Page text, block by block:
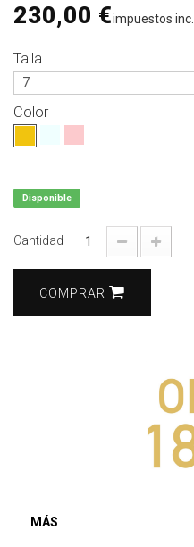
230,00 €impuestos inc.
Talla
Color
Disponible
Cantidad
COMPRAR
MÁS